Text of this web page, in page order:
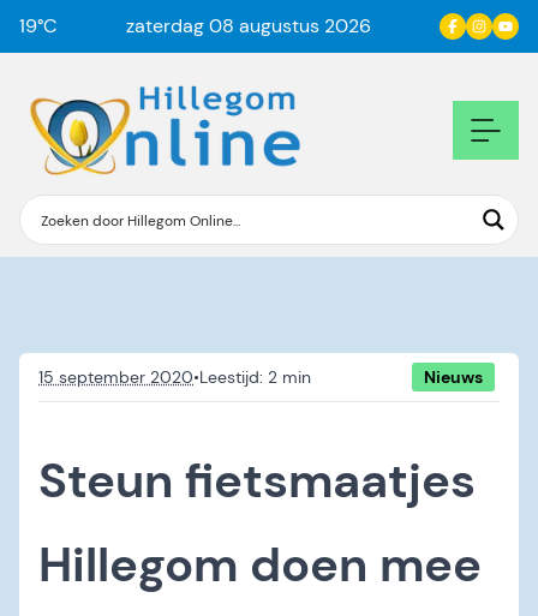
19°C zaterdag 08 augustus 2026
15 september 2020• Nieuws
Steun fietsmaatjes
Hillegom doen mee